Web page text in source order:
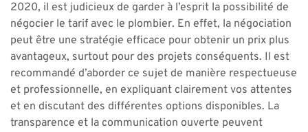
2020, il est judicieux de garder à l’esprit la possibilité de
négocier le tarif avec le plombier. En effet, la négociation
peut être une stratégie efficace pour obtenir un prix plus
avantageux, surtout pour des projets conséquents. Il est
recommandé d’aborder ce sujet de manière respectueuse
et professionnelle, en expliquant clairement vos attentes
et en discutant des différentes options disponibles. La
transparence et la communication ouverte peuvent